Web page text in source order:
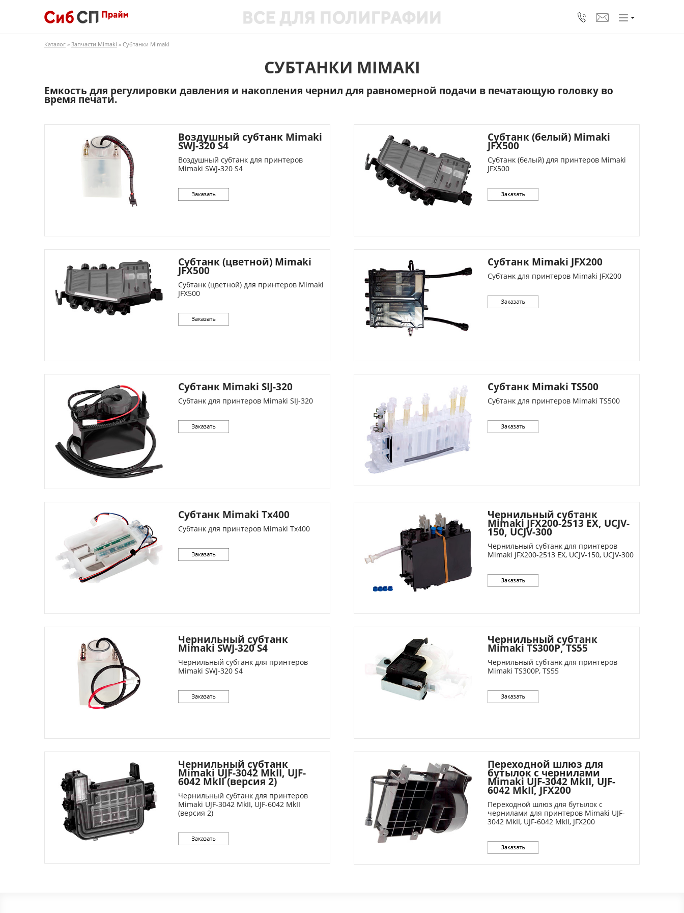
Каталог » Запчасти Mimaki » Субтанки Mimaki
СУБТАНКИ MIMAKI
Емкость для регулировки давления и накопления чернил для равномерной подачи в печатающую головку во
время печати.
Воздушный субтанк Mimaki
SWJ-320 S4
Воздушный субтанк для принтеров
Mimaki SWJ-320 S4
Субтанк (белый) Mimaki
JFX500
Субтанк (белый) для принтеров Mimaki
JFX500
Субтанк (цветной) Mimaki
JFX500
Субтанк (цветной) для принтеров Mimaki
JFX500
Субтанк Mimaki JFX200
Субтанк для принтеров Mimaki JFX200
Субтанк Mimaki SIJ-320
Субтанк для принтеров Mimaki SIJ-320
Субтанк Mimaki TS500
Субтанк для принтеров Mimaki TS500
Субтанк Mimaki Tx400
Субтанк для принтеров Mimaki Tx400
Чернильный субтанк
Mimaki JFX200-2513 EX, UCJV-
150, UCJV-300
Чернильный субтанк для принтеров
Mimaki JFX200-2513 EX, UCJV-150, UCJV-300
Чернильный субтанк
Mimaki SWJ-320 S4
Чернильный субтанк для принтеров
Mimaki SWJ-320 S4
Чернильный субтанк
Mimaki TS300P, TS55
Чернильный субтанк для принтеров
Mimaki TS300P, TS55
Чернильный субтанк
Mimaki UJF-3042 MkII, UJF-
6042 MkII (версия 2)
Чернильный субтанк для принтеров
Mimaki UJF-3042 MkII, UJF-6042 MkII
(версия 2)
Переходной шлюз для
бутылок с чернилами
Mimaki UJF-3042 MkII, UJF-
6042 MkII, JFX200
Переходной шлюз для бутылок с
чернилами для принтеров Mimaki UJF-
3042 MkII, UJF-6042 MkII, JFX200